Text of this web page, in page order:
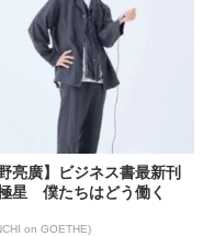
野亮廣】ビジネス書最新刊
極星 僕たちはどう働く
on GOETHE)